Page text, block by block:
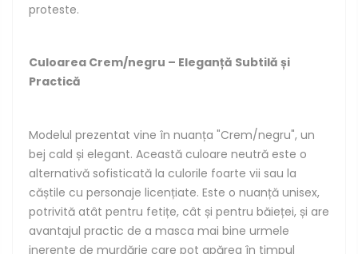
proteste.
Culoarea Crem/negru – Eleganță Subtilă și
Practică
Modelul prezentat vine în nuanța "Crem/negru", un
bej cald și elegant. Această culoare neutră este o
alternativă sofisticată la culorile foarte vii sau la
căștile cu personaje licențiate. Este o nuanță unisex,
potrivită atât pentru fetițe, cât și pentru băieței, și are
avantajul practic de a masca mai bine urmele
inerente de murdărie care pot apărea în timpul